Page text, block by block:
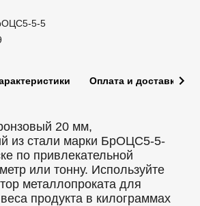
5-5
Оплата и доставка
20 мм,
из стали марки БрОЦС5-5-
по привлекательной
или тонну. Используйте
металлопроката для
продукта в килограммах